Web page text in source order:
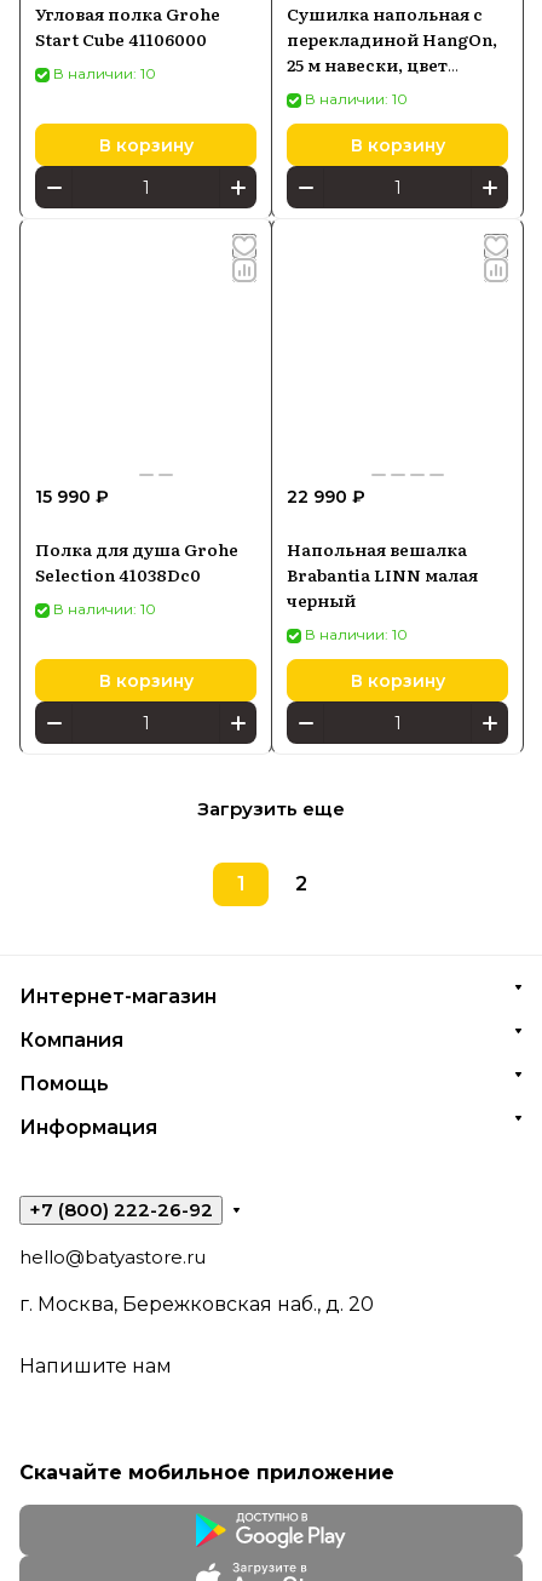
Угловая полка Grohe
Start Cube 41106000
В наличии: 10
В корзину
Сушилка напольная с
перекладиной HangOn,
25 м навески, цвет
серый, алюминий,
Brabantia, 403545
В наличии: 10
В корзину
15 990 ₽
Полка для душа Grohe
Selection 41038Dc0
В наличии: 10
В корзину
22 990 ₽
Напольная вешалка
Brabantia LINN малая
черный
В наличии: 10
В корзину
Загрузить еще
1 2
Интернет-магазин
Компания
Помощь
Информация
+7 (800) 222-26-92
hello@batyastore.ru
г. Москва, Бережковская наб., д. 20
Напишите нам
Скачайте мобильное приложение